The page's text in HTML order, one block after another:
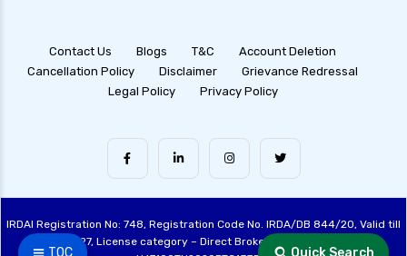
☰ TOC Quick Search
Contact Us Blogs T&C
Account Deletion
Cancellation Policy
Disclaimer
Grievance Redressal
Legal Policy
Privacy Policy
IRDAI Registration No: 748, Registration Code No. IRDA/DB 844/20, Valid till
28/06/2027, License category – Direct Broker (Life & General), CIN: